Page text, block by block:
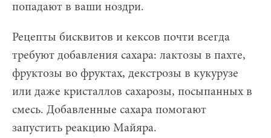
попадают в ваши ноздри.
Рецепты бисквитов и кексов почти всегда
требуют добавления сахара: лактозы в пахте,
фруктозы во фруктах, декстрозы в кукурузе
или даже кристаллов сахарозы, посыпанных в
смесь. Добавленные сахара помогают
запустить реакцию Майяра.